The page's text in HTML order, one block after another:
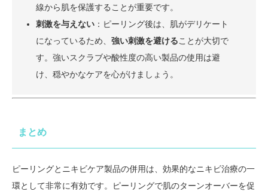
線から肌を保護することが重要です。
刺激を与えない ：ピーリング後は、肌がデリケート
になっているため、 強い刺激を避けることが大切で
す。強いスクラブや酸性度の高い製品の使用は避
け、穏やかなケアを心がけましょう。
まとめ
ピーリングとニキビケア製品の併用は、効果的なニキビ治療の一
環として非常に有効です。ピーリングで肌のターンオーバーを促